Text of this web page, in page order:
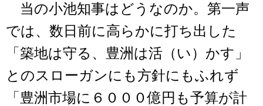
当の小池知事はどうなのか。第一声
では、数日前に高らかに打ち出した
「築地は守る、豊洲は活（い）かす」
とのスローガンにも方針にもふれず
「豊洲市場に６０００億円も予算が計